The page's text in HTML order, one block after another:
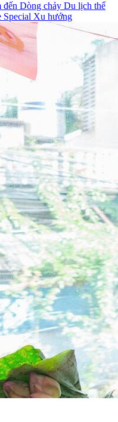
đến Dòng chảy Du lịch thể
Special Xu hướng